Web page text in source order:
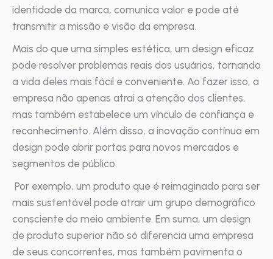
identidade da marca, comunica valor e pode até
transmitir a missão e visão da empresa.
Mais do que uma simples estética, um design eficaz
pode resolver problemas reais dos usuários, tornando
a vida deles mais fácil e conveniente. Ao fazer isso, a
empresa não apenas atrai a atenção dos clientes,
mas também estabelece um vínculo de confiança e
reconhecimento. Além disso, a inovação contínua em
design pode abrir portas para novos mercados e
segmentos de público.
Por exemplo, um produto que é reimaginado para ser
mais sustentável pode atrair um grupo demográfico
consciente do meio ambiente. Em suma, um design
de produto superior não só diferencia uma empresa
de seus concorrentes, mas também pavimenta o